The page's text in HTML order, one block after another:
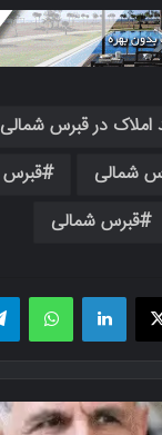
املاک در قبرس شمالی
شمالی
قبرس
قبرس شمالی
X لینکدین واتس اپ